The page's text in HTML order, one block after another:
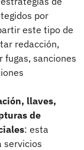
por
este tipo de
redacción,
fugas, sanciones
llaves,
de
: esta
servicios